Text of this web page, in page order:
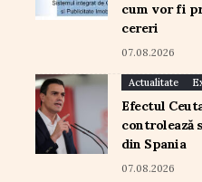
cum vor fi
cereri
07.08.2026
Actualitate
Efectul
controlează
din Spania
07.08.2026